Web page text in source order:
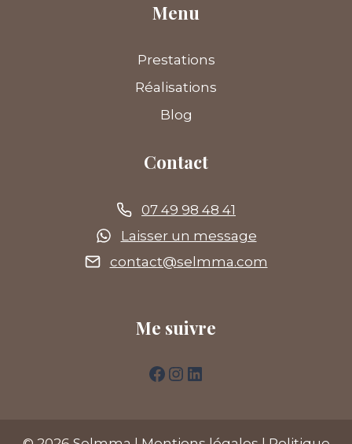
Menu
Prestations
Réalisations
Blog
Contact
07 49 98 48 41
Laisser un message
contact@selmma.com
Me suivre
Facebook
Instagram
LinkedIn